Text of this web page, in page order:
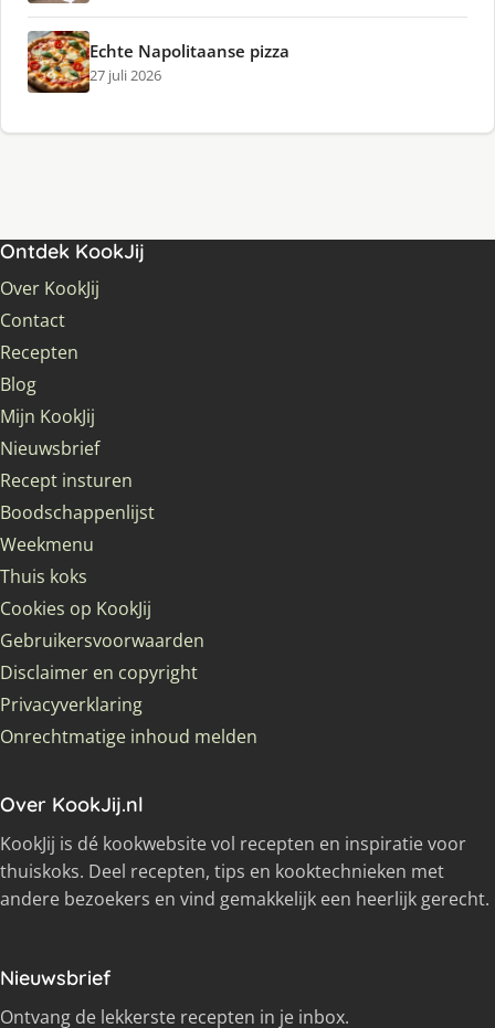
Echte Napolitaanse pizza
27 juli 2026
Ontdek KookJij
Over KookJij
Contact
Recepten
Blog
Mijn KookJij
Nieuwsbrief
Recept insturen
Boodschappenlijst
Weekmenu
Thuis koks
Cookies op KookJij
Gebruikersvoorwaarden
Disclaimer en copyright
Privacyverklaring
Onrechtmatige inhoud melden
Over KookJij.nl
KookJij is dé kookwebsite vol recepten en inspiratie voor
thuiskoks. Deel recepten, tips en kooktechnieken met
andere bezoekers en vind gemakkelijk een heerlijk gerecht.
Nieuwsbrief
Ontvang de lekkerste recepten in je inbox.